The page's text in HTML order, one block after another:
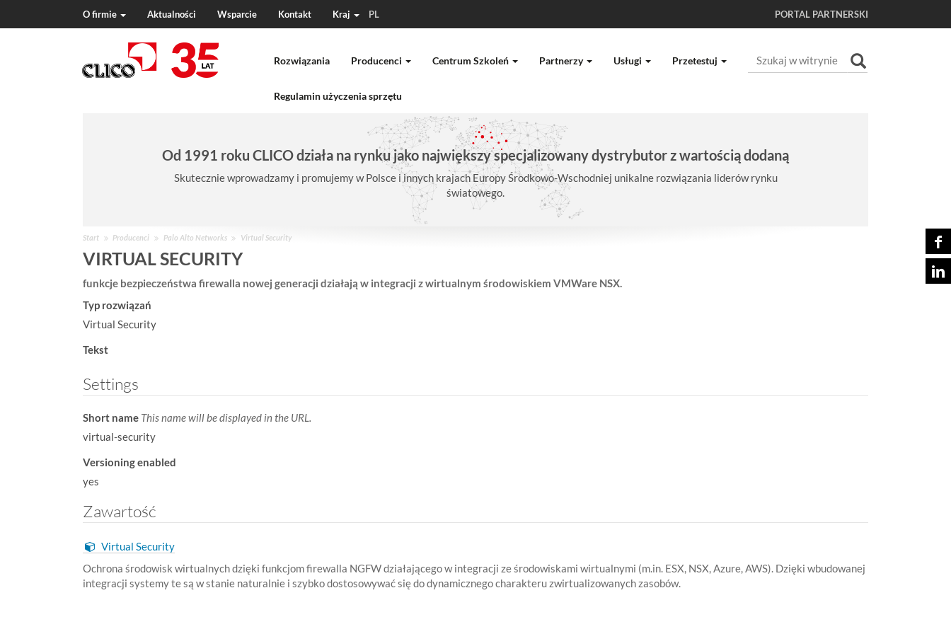
O firmie Aktualności Wsparcie Kontakt Kraj PL PORTAL PARTNERSKI
Rozwiązania Producenci Centrum Szkoleń Partnerzy Usługi Przetestuj
Regulamin użyczenia sprzętu
Szukaj
Od 1991 roku CLICO działa na rynku jako największy specjalizowany dystrybutor z wartością dodaną
Skutecznie wprowadzamy i promujemy w Polsce i innych krajach Europy Środkowo-Wschodniej unikalne rozwiązania liderów rynku
światowego.
J
e
t
ś
w
Start Producenci Palo Alto Networks Virtual Security
VIRTUAL SECURITY
funkcje bezpieczeństwa firewalla nowej generacji działają w integracji z wirtualnym środowiskiem VMWare NSX.
Typ rozwiązań
Virtual Security
Tekst
Settings
Short name This name will be displayed in the URL.
virtual-security
Versioning enabled
yes
Zawartość
Virtual Security
Ochrona środowisk wirtualnych dzięki funkcjom firewalla NGFW działającego w integracji ze środowiskami wirtualnymi (m.in. ESX, NSX, Azure, AWS). Dzięki wbudowanej
integracji systemy te są w stanie naturalnie i szybko dostosowywać się do dynamicznego charakteru zwirtualizowanych zasobów.